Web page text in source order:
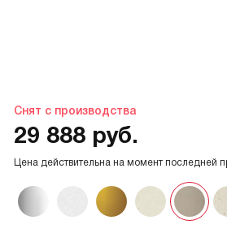
Снят с производства
Цена действительна на момент последней
29 888 руб.